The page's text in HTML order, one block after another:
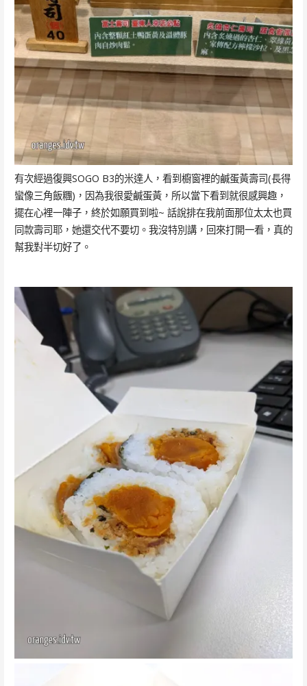
有次經過復興SOGO B3的米達人，看到櫥窗裡的鹹蛋黃壽司(長得
蠻像三角飯糰)，因為我很愛鹹蛋黃，所以當下看到就很感興趣，
擺在心裡一陣子，終於如願買到啦~ 話說排在我前面那位太太也買
同款壽司耶，她還交代不要切。我沒特別講，回來打開一看，真的
幫我對半切好了。